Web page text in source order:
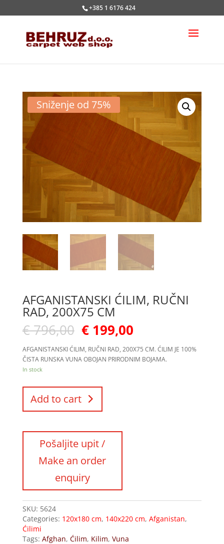
+385 1 6176 424
Sniženje od 75%
AFGANISTANSKI ĆILIM, RUČNI
RAD, 200X75 CM
€796,00 €199,00
AFGANISTANSKI ĆILIM, RUČNI RAD, 200X75 CM. ĆILIM JE 100%
ČISTA RUNSKA VUNA OBOJAN PRIRODNIM BOJAMA.
In stock
Add to cart
SKU: 5624
Categories: 120x180 cm, 140x220 cm, Afganistan,
Ćilimi
Tags: Afghan, Ćilim, Kilim, Vuna